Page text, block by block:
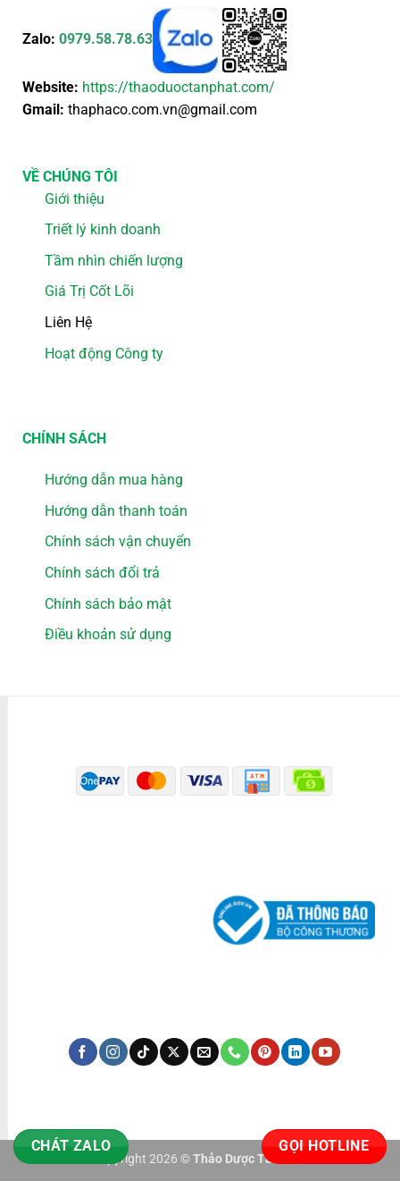
Zalo: 0979.58.78.63
Website: https://thaoduoctanphat.com/
Gmail: thaphaco.com.vn@gmail.com
VỀ CHÚNG TÔI
Giới thiệu
Triết lý kinh doanh
Tầm nhìn chiến lượng
Giá Trị Cốt Lõi
Liên Hệ
Hoạt động Công ty
CHÍNH SÁCH
Hướng dẫn mua hàng
Hướng dẫn thanh toán
Chính sách vận chuyển
Chính sách đổi trả
Chính sách bảo mật
Điều khoản sử dụng
CHÁT ZALO GỌI HOTLINE
Copyright 2026 © Thảo Dược Tấn Phát